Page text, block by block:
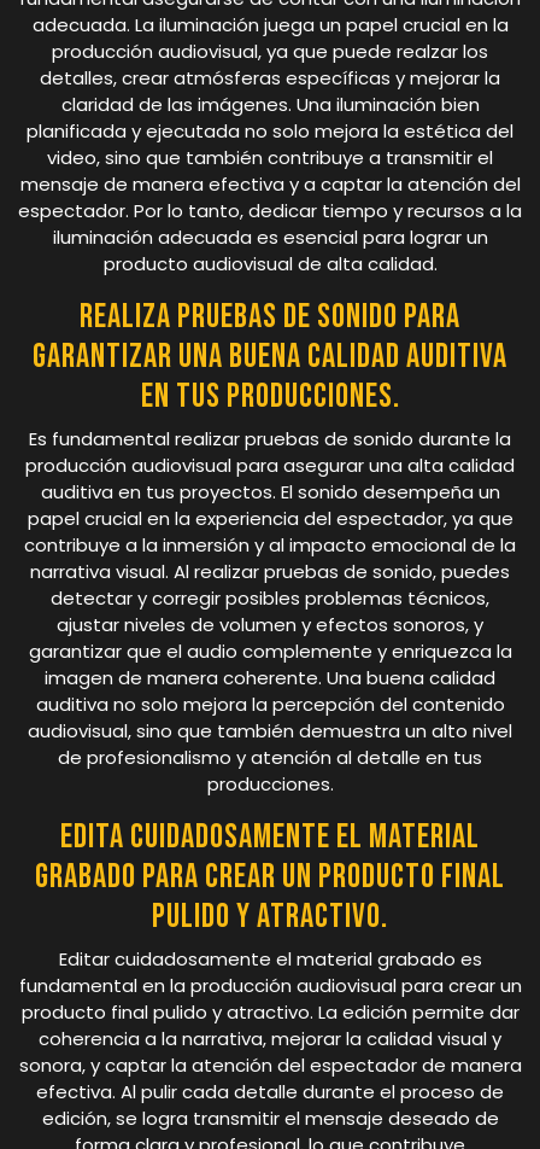
adecuada. La iluminación juega un papel crucial en la
producción audiovisual, ya que puede realzar los
detalles, crear atmósferas específicas y mejorar la
claridad de las imágenes. Una iluminación bien
planificada y ejecutada no solo mejora la estética del
video, sino que también contribuye a transmitir el
mensaje de manera efectiva y a captar la atención del
espectador. Por lo tanto, dedicar tiempo y recursos a la
iluminación adecuada es esencial para lograr un
producto audiovisual de alta calidad.
Realiza pruebas de sonido para
garantizar una buena calidad auditiva
en tus producciones.
Es fundamental realizar pruebas de sonido durante la
producción audiovisual para asegurar una alta calidad
auditiva en tus proyectos. El sonido desempeña un
papel crucial en la experiencia del espectador, ya que
contribuye a la inmersión y al impacto emocional de la
narrativa visual. Al realizar pruebas de sonido, puedes
detectar y corregir posibles problemas técnicos,
ajustar niveles de volumen y efectos sonoros, y
garantizar que el audio complemente y enriquezca la
imagen de manera coherente. Una buena calidad
auditiva no solo mejora la percepción del contenido
audiovisual, sino que también demuestra un alto nivel
de profesionalismo y atención al detalle en tus
producciones.
Edita cuidadosamente el material
grabado para crear un producto final
pulido y atractivo.
Editar cuidadosamente el material grabado es
fundamental en la producción audiovisual para crear un
producto final pulido y atractivo. La edición permite dar
coherencia a la narrativa, mejorar la calidad visual y
sonora, y captar la atención del espectador de manera
efectiva. Al pulir cada detalle durante el proceso de
edición, se logra transmitir el mensaje deseado de